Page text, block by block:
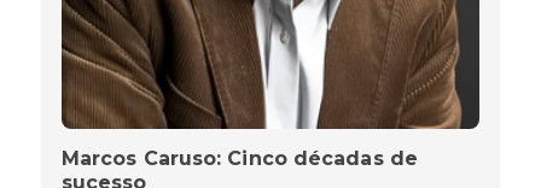
Marcos Caruso: Cinco décadas de
sucesso